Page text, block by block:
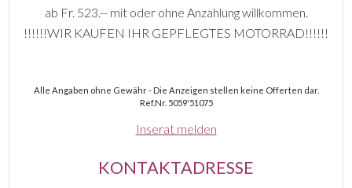
ab Fr. 523.-- mit oder ohne Anzahlung willkommen.
!!!!!!WIR KAUFEN IHR GEPFLEGTES MOTORRAD!!!!!!
Alle Angaben ohne Gewähr - Die Anzeigen stellen keine Offerten dar.
Ref.Nr. 5059'51075
Inserat melden
KONTAKTADRESSE